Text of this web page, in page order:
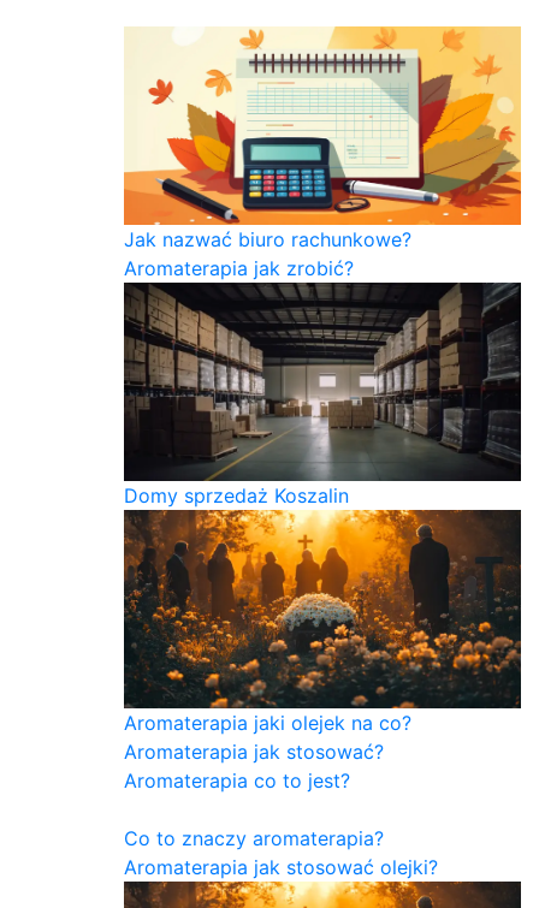
Jak nazwać biuro rachunkowe?
Aromaterapia jak zrobić?
Domy sprzedaż Koszalin
Aromaterapia jaki olejek na co?
Aromaterapia jak stosować?
Aromaterapia co to jest?
Co to znaczy aromaterapia?
Aromaterapia jak stosować olejki?